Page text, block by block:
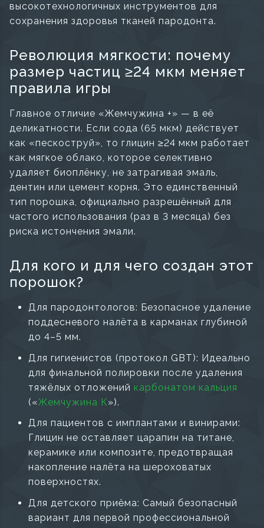
высокотехнологичных инструментов для
сохранения здоровья тканей пародонта.
Революция мягкости: почему
размер частиц ≥24 мкм меняет
правила игры
Главное отличие «Жемчужина +» — в её
деликатности. Если сода (65 мкм) действует
как «пескоструй», то глицин ≥24 мкм работает
как мягкое облако, которое селективно
удаляет биоплёнку, не затрагивая эмаль,
дентин или цемент корня. Это единственный
тип порошка, официально разрешённый для
частого использования (раз в 3 месяца) без
риска истончения эмали.
Для кого и для чего создан этот
порошок?
Для пародонтологов: Безопасное удаление
поддесневого налёта в карманах глубиной
до 4–5 мм.
Для гигиенистов (протокол GBT): Идеально
для финальной полировки после удаления
тяжёлых отложений карбонатом кальция
(«Жемчужина К»).
Для пациентов с имплантами и винирами:
Глицин не оставляет царапин на титане,
керамике или композите, предотвращая
накопление налёта на шероховатых
поверхностях.
Для детского приёма: Самый безопасный
вариант для первой профессиональной